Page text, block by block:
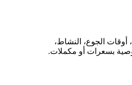
الجوع، النشاط،
بسعرات أو مكملات.